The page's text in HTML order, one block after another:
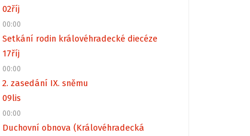
02říj
00:00
Setkání rodin královéhradecké diecéze
17říj
00:00
2. zasedání IX. sněmu
09lis
00:00
Duchovní obnova (Královéhradecká